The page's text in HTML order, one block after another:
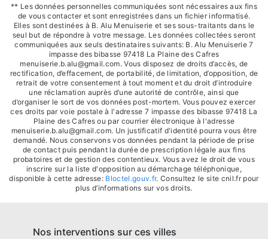
** Les données personnelles communiquées sont nécessaires aux fins
de vous contacter et sont enregistrées dans un fichier informatisé.
Elles sont destinées à B. Alu Menuiserie et ses sous-traitants dans le
seul but de répondre à votre message. Les données collectées seront
communiquées aux seuls destinataires suivants: B. Alu Menuiserie 7
impasse des bibasse 97418 La Plaine des Cafres
menuiserie.b.alu@gmail.com. Vous disposez de droits d’accès, de
rectification, d’effacement, de portabilité, de limitation, d’opposition, de
retrait de votre consentement à tout moment et du droit d’introduire
une réclamation auprès d’une autorité de contrôle, ainsi que
d’organiser le sort de vos données post-mortem. Vous pouvez exercer
ces droits par voie postale à l'adresse 7 impasse des bibasse 97418 La
Plaine des Cafres ou par courrier électronique à l'adresse
menuiserie.b.alu@gmail.com. Un justificatif d'identité pourra vous être
demandé. Nous conservons vos données pendant la période de prise
de contact puis pendant la durée de prescription légale aux fins
probatoires et de gestion des contentieux. Vous avez le droit de vous
inscrire sur la liste d'opposition au démarchage téléphonique,
disponible à cette adresse: Bloctel.gouv.fr. Consultez le site cnil.fr pour
plus d’informations sur vos droits.
Nos interventions sur ces villes